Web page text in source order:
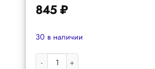
845₽
30 в наличии
Количество товара M0811 батарея